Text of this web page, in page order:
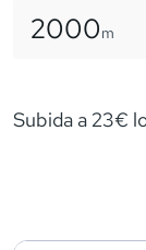
2000m
Subida a 23€